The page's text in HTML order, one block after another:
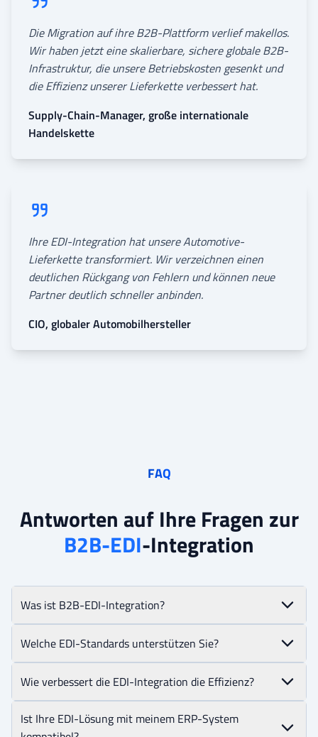
Die Migration auf ihre B2B-Plattform verlief makellos.
Wir haben jetzt eine skalierbare, sichere globale B2B-
Infrastruktur, die unsere Betriebskosten gesenkt und
die Effizienz unserer Lieferkette verbessert hat.
Supply-Chain-Manager, große internationale
Handelskette
Ihre EDI-Integration hat unsere Automotive-
Lieferkette transformiert. Wir verzeichnen einen
deutlichen Rückgang von Fehlern und können neue
Partner deutlich schneller anbinden.
CIO, globaler Automobilhersteller
FAQ
Antworten auf Ihre Fragen zur
B2B-EDI-Integration
Was ist B2B-EDI-Integration?
Welche EDI-Standards unterstützen Sie?
Wie verbessert die EDI-Integration die Effizienz?
Ist Ihre EDI-Lösung mit meinem ERP-System